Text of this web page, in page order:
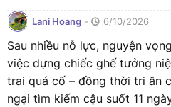
Lani Hoang - 6/10/2026
Sau nhiều nỗ lực, nguyện
việc dựng chiếc ghế tưởng
trai quá cố – đồng thời tri ân
ngại tìm kiếm cậu suốt 11